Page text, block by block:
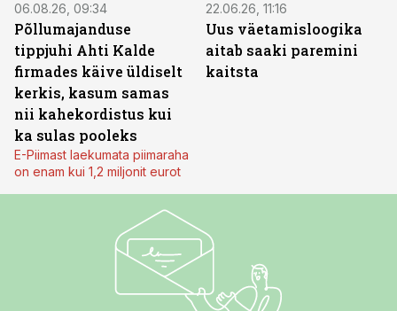
06.08.26, 09:34
Põllumajanduse
tippjuhi Ahti Kalde
firmades käive üldiselt
kerkis, kasum samas
nii kahekordistus kui
ka sulas pooleks
E-Piimast laekumata piimaraha
on enam kui 1,2 miljonit eurot
22.06.26, 11:16
Uus väetamisloogika
aitab saaki paremini
kaitsta